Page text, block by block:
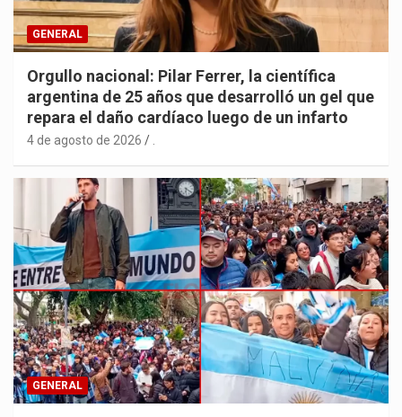
GENERAL
Orgullo nacional: Pilar Ferrer, la científica
argentina de 25 años que desarrolló un gel que
repara el daño cardíaco luego de un infarto
4 de agosto de 2026 .
GENERAL